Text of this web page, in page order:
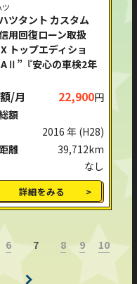
ツ
ツタント カスタム
用回復ローン取扱
トップエディショ
『安心の車検2年
/月 22,900円
額
2016 年 (H28)
離
39,712km
なし
詳細をみる
6 7 8 9 10